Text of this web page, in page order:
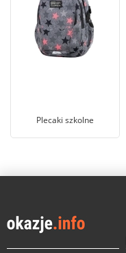
Plecaki szkolne